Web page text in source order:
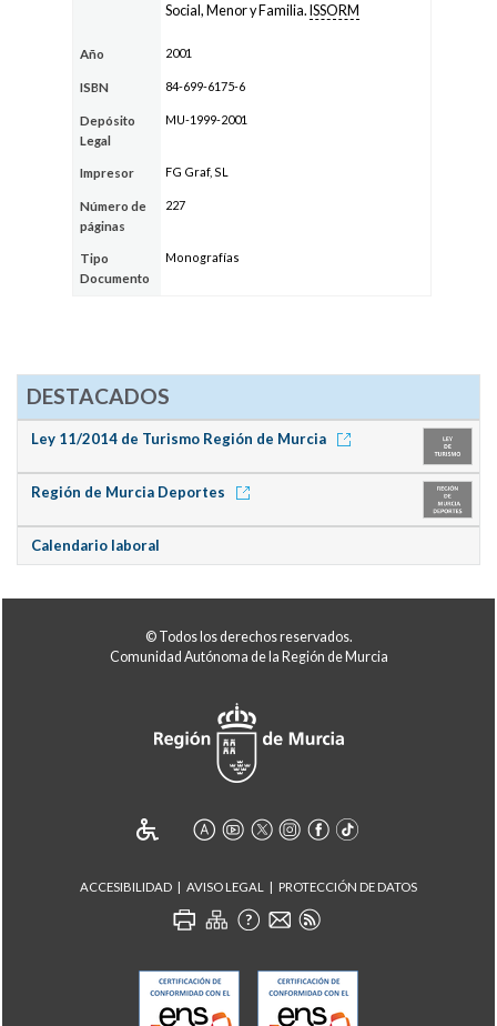
Social, Menor y Familia. ISSORM
Año 2001
ISBN 84-699-6175-6
Depósito
Legal
MU-1999-2001
Impresor FG Graf, SL
Número de
páginas
227
Tipo
Documento
Monografías
DESTACADOS
Ley 11/2014 de Turismo Región de Murcia
Región de Murcia Deportes
Calendario laboral
© Todos los derechos reservados.
Comunidad Autónoma de la Región de Murcia
ACCESIBILIDAD AVISO LEGAL PROTECCIÓN DE DATOS